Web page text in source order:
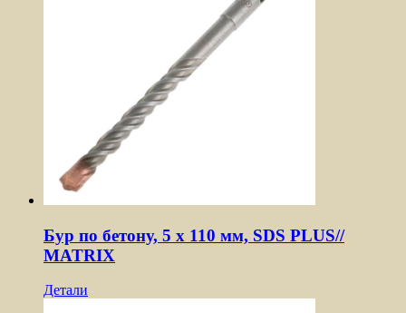
Бур по бетону, 5 x 110 мм, SDS PLUS//
MATRIX
Детали